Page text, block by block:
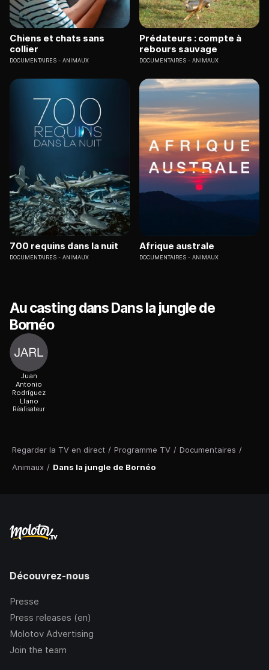
Regarder la TV en direct / Programme TV / Documentaires /
Animaux / Dans la jungle de Bornéo
Chiens et chats sans
collier
DOCUMENTAIRES ANIMAUX
Prédateurs : compte à
rebours sauvage
DOCUMENTAIRES ANIMAUX
700 requins dans la nuit
DOCUMENTAIRES ANIMAUX
Afrique australe
DOCUMENTAIRES ANIMAUX
Au casting dans Dans la jungle de
Bornéo
Juan
Antonio
Rodríguez
Llano
Réalisateur
Découvrez-nous
Presse
Press releases (en)
Molotov Advertising
Join the team